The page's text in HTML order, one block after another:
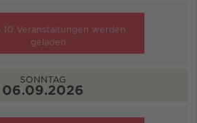
10 Veranstaltungen werden
geladen
SONNTAG
06.09.2026